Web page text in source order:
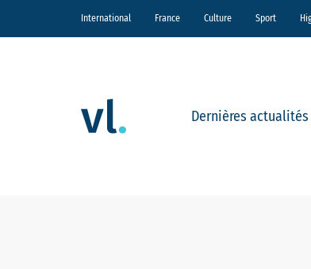
International France Culture Sport
Dernières actualités